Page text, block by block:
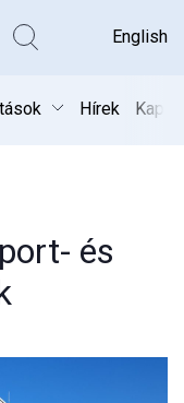
Hírek
Kereső
English
és